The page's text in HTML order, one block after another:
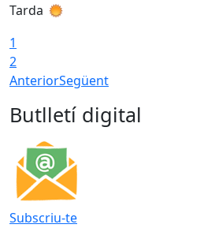
Tarda
1
2
AnteriorSegüent
Butlletí digital
Subscriu-te